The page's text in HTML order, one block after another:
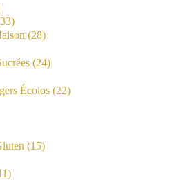
(28)
(24)
Écolos (22)
(15)